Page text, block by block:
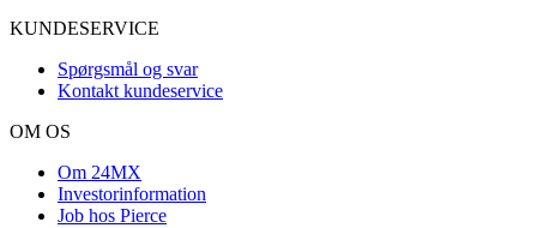
KUNDESERVICE
Spørgsmål og svar
Kontakt kundeservice
OM OS
Om 24MX
Investorinformation
Job hos Pierce